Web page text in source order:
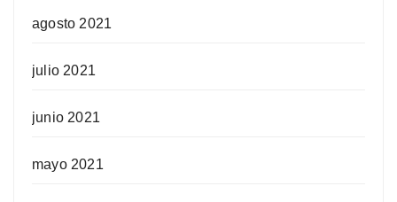
agosto 2021
julio 2021
junio 2021
mayo 2021